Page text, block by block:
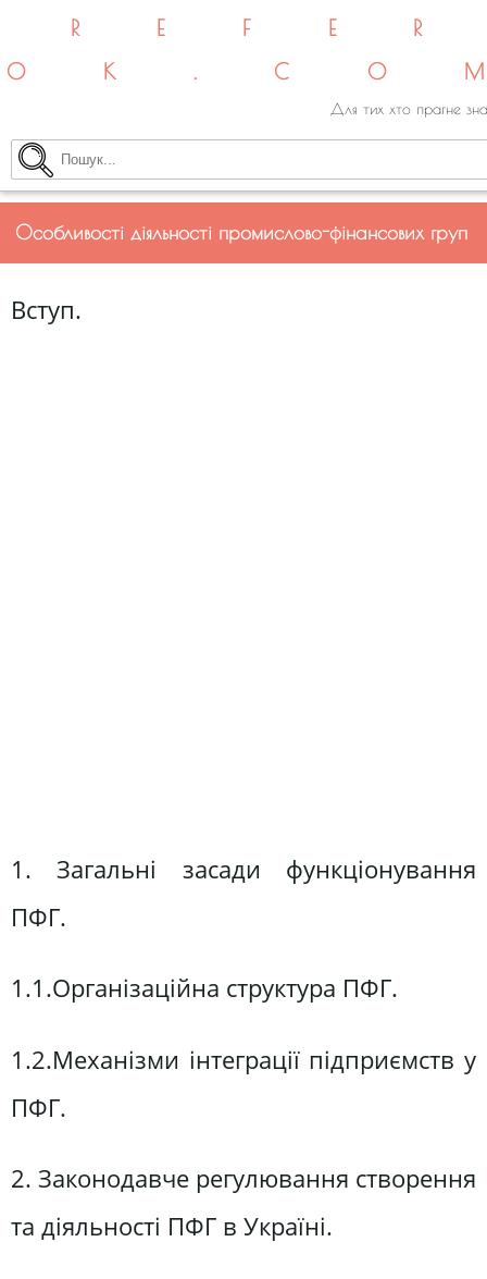
Для тих хто прагне
Особливості діяльності промислово-фінансових груп
Вступ.
1. Загальні засади функціонування
ПФГ.
1.1.Організаційна структура ПФГ.
1.2.Механізми інтеграції підприємств у
ПФГ.
2. Законодавче регулювання створення
та діяльності ПФГ в Україні.